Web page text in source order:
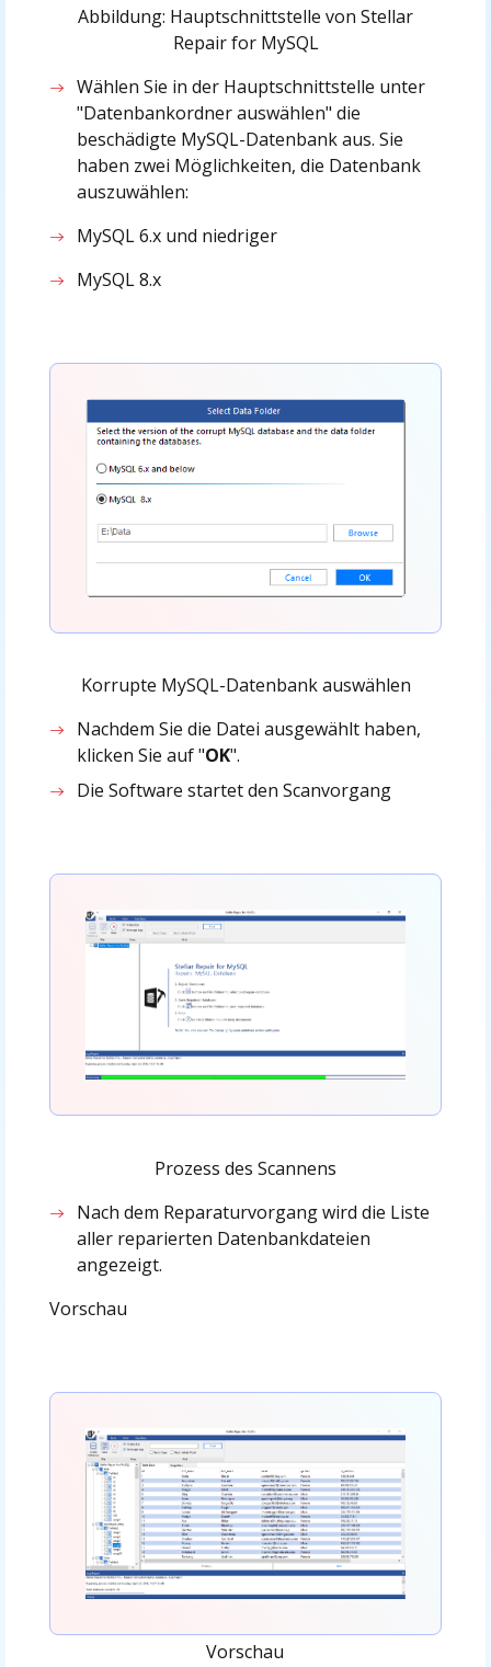
Abbildung: Hauptschnittstelle von Stellar
Repair for MySQL
Wählen Sie in der Hauptschnittstelle unter
"Datenbankordner auswählen" die
beschädigte MySQL-Datenbank aus. Sie
haben zwei Möglichkeiten, die Datenbank
auszuwählen:
MySQL 6.x und niedriger
MySQL 8.x
Korrupte MySQL-Datenbank auswählen
Nachdem Sie die Datei ausgewählt haben,
klicken Sie auf "OK".
Die Software startet den Scanvorgang
Prozess des Scannens
Nach dem Reparaturvorgang wird die Liste
aller reparierten Datenbankdateien
angezeigt.
Vorschau
Vorschau